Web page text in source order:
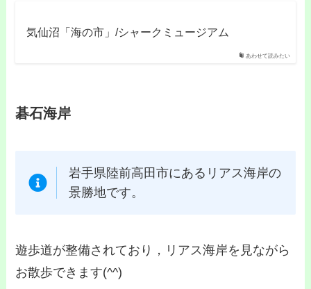
あわせて読みたい
気仙沼「海の市」/シャークミュージアム
碁石海岸
岩手県陸前高田市にあるリアス海岸の
景勝地です。
遊歩道が整備されており，リアス海岸を見ながら
お散歩できます(^^)